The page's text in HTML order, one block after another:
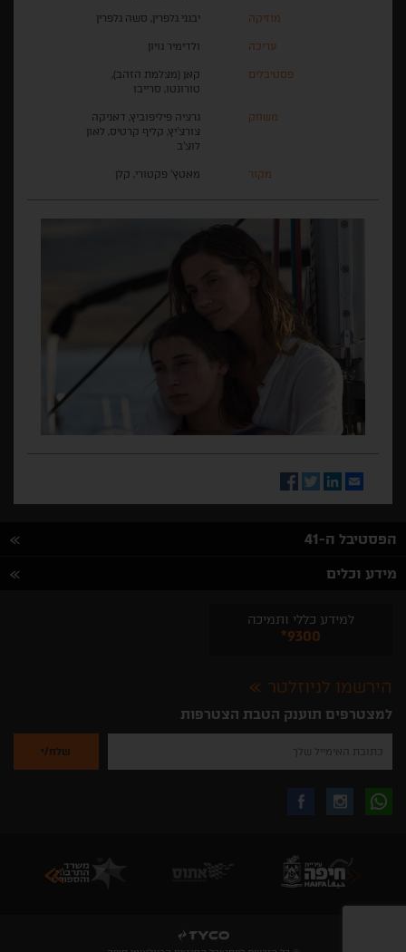
מוזיקה יבגני גלפרין, סשה גלפרין
עריכה ולדימיר גויון
פסטיבלים
קאן (מצלמת הזהב),
טורונטו, סרייבו
משחק
גרציה פיליפוביץ, דאניקה
צורצ'יץ, קליף קרטיס, לאון
לוצ'ב
מקור מאטץ' פקטורי, קלן
Email
LinkedIn
Twitter
Facebook
הפסטיבל ה-41
מידע וכלים
למידע כללי ותמיכה
*9300
הירשמו לניוזלטר
למצטרפים תוענק הטבת הצטרפות
להזין
שלך
להרשמה
לקבלת
באינסטגרם
עקבו
בפייסבוק